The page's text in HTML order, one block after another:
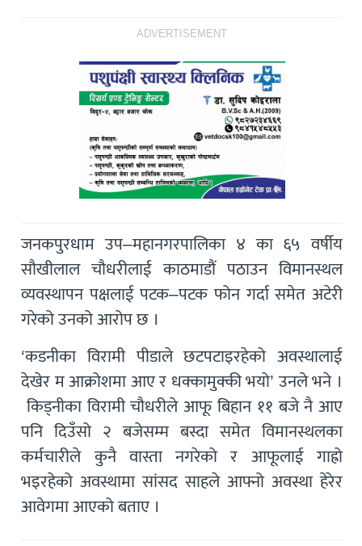
ADVERTISEMENT
जनकपुरधाम उप–महानगरपालिका ४ का ६५ वर्षीय
सौखीलाल चौधरीलाई काठमाडौं पठाउन विमानस्थल
व्यवस्थापन पक्षलाई पटक–पटक फोन गर्दा समेत अटेरी
गरेको उनको आरोप छ ।
‘कडनीका विरामी पीडाले छटपटाइरहेको अवस्थालाई
देखेर म आक्रोशमा आए र धक्कामुक्की भयो’ उनले भने ।
किड्नीका विरामी चौधरीले आफू बिहान ११ बजे नै आए
पनि दिउँसो २ बजेसम्म बस्दा समेत विमानस्थलका
कर्मचारीले कुनै वास्ता नगरेको र आफूलाई गाह्रो
भइरहेको अवस्थामा सांसद साहले आफ्नो अवस्था हेरेर
आवेगमा आएको बताए ।